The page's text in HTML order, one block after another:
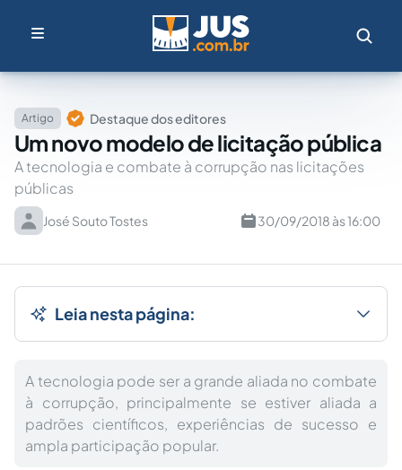
Artigo Destaque dos editores
Um novo modelo de licitação pública
A tecnologia e combate à corrupção nas licitações
públicas
José Souto Tostes 30/09/2018 às 16:00
Leia nesta página:
A tecnologia pode ser a grande aliada no combate
à corrupção, principalmente se estiver aliada a
padrões científicos, experiências de sucesso e
ampla participação popular.